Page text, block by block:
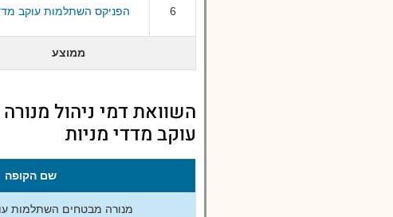
6 הפניקס השתלמות עוקב
ממוצע
השוואת דמי ניהול
עוקב מדדי מניות
שם הקופה
מנורה מבטחים השתלמות